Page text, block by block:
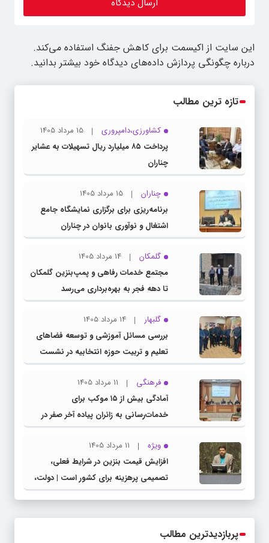
این سایت از اکیسمت برای کاهش جفنگ استفاده می‌کند.
درباره چگونگی پردازش داده‌های دیدگاه خود بیشتر بدانید.
تازه ترین مطالب
کشاورزی،دامپروری
15 مرداد 1405
پرداخت ۸۵ میلیارد ریال تسهیلات به عشایر
چناران
چناران
15 مرداد 1405
برنامه‌ریزی برای برگزاری نمایشگاه جامع
اشتغال و نوآوری بانوان در چناران
گلمکان
14 مرداد 1405
مجتمع خدمات رفاهی و پمپ‌بنزین گلمکان
تا دهه فجر به بهره‌برداری می‌رسد
گلبهار
14 مرداد 1405
بررسی مسائل آموزشی و توسعه فضاهای
تعلیم و تربیت حوزه انتخابیه در نشست
مشترک عضو کمیسیون آموزش مجلس با
مدیرکل آموزش و پرورش خراسان رضوی
فرهنگی
11 مرداد 1405
آمادگی بیش از ۱۵ موکب برای
خدمات‌رسانی به زائران پیاده آخر صفر در
شهرستان چناران
ویژه
11 مرداد 1405
افزایش قیمت بنزین در شرایط فعلی،
تصمیمی پرهزینه برای کشور است | دولت،
قاچاق سوخت و عوامل اصلی ناترازی را
پربازدیدترین مطالب